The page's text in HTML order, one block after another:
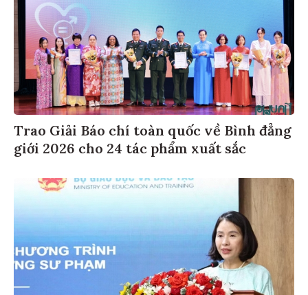
Trao Giải Báo chí toàn quốc về Bình đẳng
giới 2026 cho 24 tác phẩm xuất sắc